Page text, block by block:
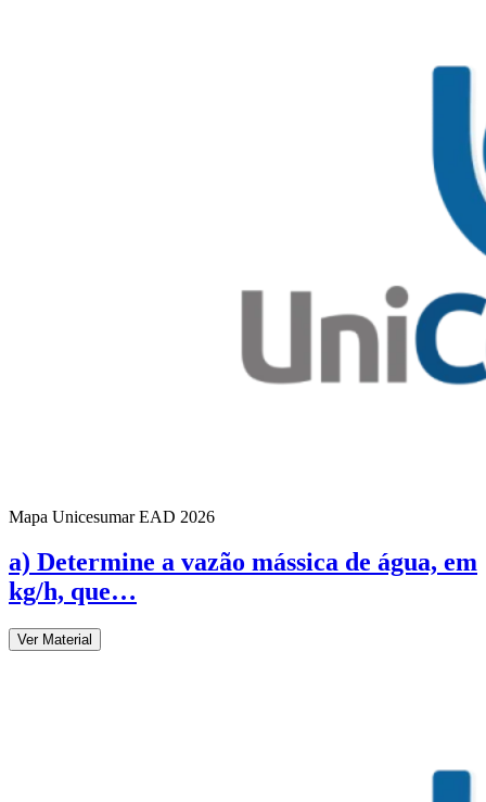
Mapa Unicesumar EAD 2026
a) Determine a vazão mássica de água, em
kg/h, que…
Ver Material